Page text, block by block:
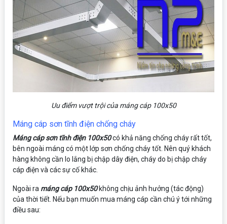
Uu điểm vượt trội của máng cáp 100x50
Máng cáp sơn tĩnh điện chống cháy
Máng cáp sơn tĩnh điện 100x50có khả năng chống cháy rất tốt,
bên ngoài máng có một lớp sơn chống cháy tốt. Nên quý khách
hàng không cần lo lắng bị chập dây điện, cháy do bị chập cháy
cáp điện và các sự cố khác.
Ngoài ra máng cáp 100x50không chịu ảnh hưởng (tác động)
của thời tiết. Nếu bạn muốn mua máng cáp cần chú ý tới những
điều sau: